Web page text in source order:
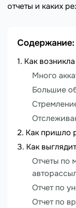
отчеты и каких
Содержание:
Как
Много
Большие
Как пришло
Как
Отчеты по
Отчет по
Отчет по